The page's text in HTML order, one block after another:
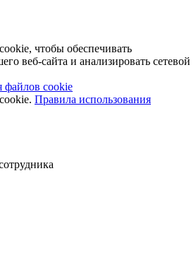
чтобы обеспечивать
веб-сайта и анализировать сетевой
файлов cookie
Правила использования